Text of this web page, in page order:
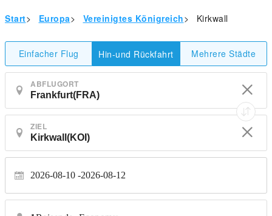
Start> Europa> Vereinigtes Königreich> Kirkwall
Einfacher Flug Hin-und Rückfahrt Mehrere Städte
ABFLUGORT
ZIEL
2026-08-10 2026-08-12